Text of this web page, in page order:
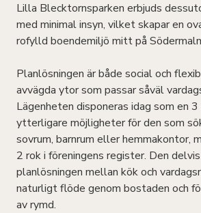
Lilla Blecktornsparken erbjuds
med minimal insyn, vilket skapar en
rofylld boendemiljö mitt på
Planlösningen är både social och
avvägda ytor som passar såväl
Lägenheten disponeras idag som en
ytterligare möjligheter för den som
sovrum, barnrum eller hemmakontor,
2 rok i föreningens register. Den
planlösningen mellan kök och
naturligt flöde genom bostaden och
av rymd.